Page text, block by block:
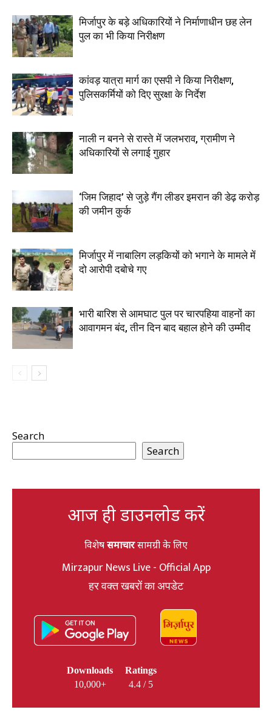
मिर्जापुर के बड़े अधिकारियों ने निर्माणाधीन छह लेन
पुल का भी किया निरीक्षण
कांवड़ यात्रा मार्ग का एसपी ने किया निरीक्षण,
पुलिसकर्मियों को दिए सुरक्षा के निर्देश
नाली न बनने से रास्ते में जलभराव, ग्रामीण ने
अधिकारियों से लगाई गुहार
‘जिम जिहाद’ से जुड़े गैंग लीडर इमरान की डेढ़ करोड़
की जमीन कुर्क
मिर्जापुर में नाबालिग लड़कियों को भगाने के मामले में
दो आरोपी दबोचे गए
भारी बारिश से आमघाट पुल पर चारपहिया वाहनों का
आवागमन बंद, तीन दिन बाद बहाल होने की उम्मीद
Search
Search
आज ही डाउनलोड करें
विशेषसमाचारसामग्री के लिए
Mirzapur News Live - Official App
हर वक्त खबरों का अपडेट
Downloads
10,000+
Ratings
4.4 / 5